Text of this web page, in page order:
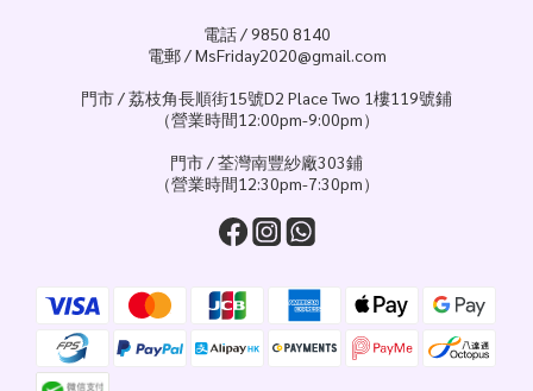
電話 / 9850 8140
電郵 / MsFriday2020@gmail.com
門市 / 荔枝角長順街15號D2 Place Two 1樓119號鋪
（營業時間12:00pm-9:00pm）
門市 / 荃灣南豐紗廠303鋪
（營業時間12:30pm-7:30pm）